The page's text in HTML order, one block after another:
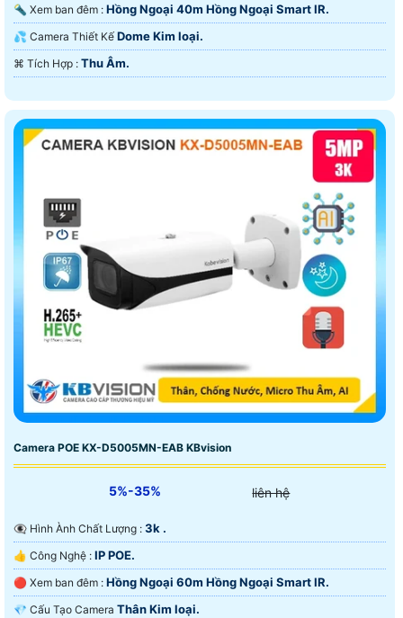
🔦 Xem ban đêm : Hồng Ngoại 40m Hồng Ngoại Smart IR.
💦 Camera Thiết Kế Dome Kim loại.
️⌘ Tích Hợp : Thu Âm.
Camera POE KX-D5005MN-EAB KBvision
5%-35% liên hệ
👁️‍🗨 Hình Ành Chất Lượng : 3k .
👍 Công Nghệ : IP POE.
🔴 Xem ban đêm : Hồng Ngoại 60m Hồng Ngoại Smart IR.
💎 Cấu Tạo Camera Thân Kim loại.